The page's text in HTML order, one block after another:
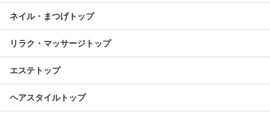
ネイル・まつげトップ
リラク・マッサージトップ
エステトップ
ヘアスタイルトップ